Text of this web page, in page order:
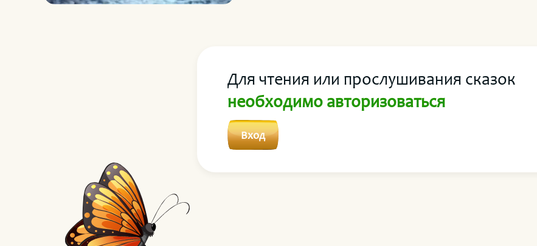
Для чтения или прослушивания сказок
необходимо авторизоваться
Вход